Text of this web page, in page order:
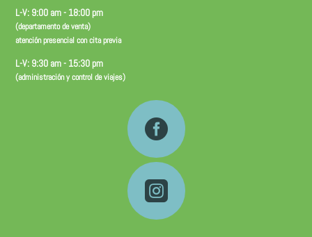
L-V: 9:00 am - 18:00 pm
(departamento de venta)
atención presencial con cita previa
L-V: 9:30 am - 15:30 pm
(administración y control de viajes)

